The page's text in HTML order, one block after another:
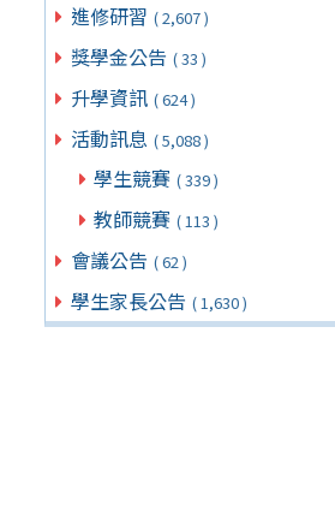
進修研習 ( 2,607 )
獎學金公告 ( 33 )
升學資訊 ( 624 )
活動訊息 ( 5,088 )
學生競賽 ( 339 )
教師競賽 ( 113 )
會議公告 ( 62 )
學生家長公告 ( 1,630 )